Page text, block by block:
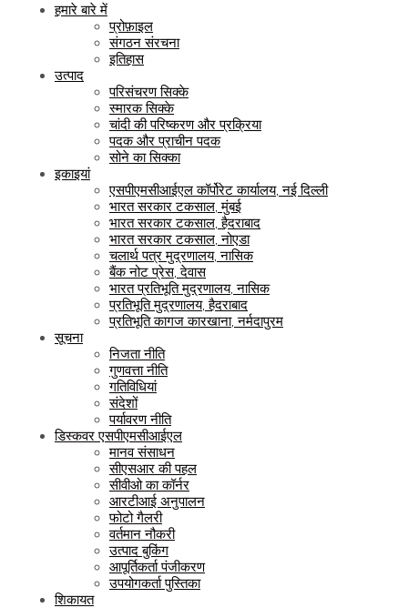
हमारे बारे में
प्रोफ़ाइल
संगठन संरचना
इतिहास
उत्पाद
परिसंचरण सिक्के
स्मारक सिक्के
चांदी की परिष्करण और प्रक्रिया
पदक और प्राचीन पदक
सोने का सिक्का
इकाइयां
एसपीएमसीआईएल कॉर्पोरेट कार्यालय, नई दिल्ली
भारत सरकार टकसाल, मुंबई
भारत सरकार टकसाल, हैदराबाद
भारत सरकार टकसाल, नोएडा
चलार्थ पत्र मुद्रणालय, नासिक
बैंक नोट प्रेस, देवास
भारत प्रतिभूति मुद्रणालय, नासिक
प्रतिभूति मुद्रणालय, हैदराबाद
प्रतिभूति कागज कारखाना, नर्मदापुरम
सूचना
निजता नीति
गुणवत्ता नीति
गतिविधियां
संदेशों
पर्यावरण नीति
डिस्कवर एसपीएमसीआईएल
मानव संसाधन
सीएसआर की पहल
सीवीओ का कॉर्नर
आरटीआई अनुपालन
फोटो गैलरी
वर्तमान नौकरी
उत्पाद बुकिंग
आपूर्तिकर्ता पंजीकरण
उपयोगकर्ता पुस्तिका
शिकायत